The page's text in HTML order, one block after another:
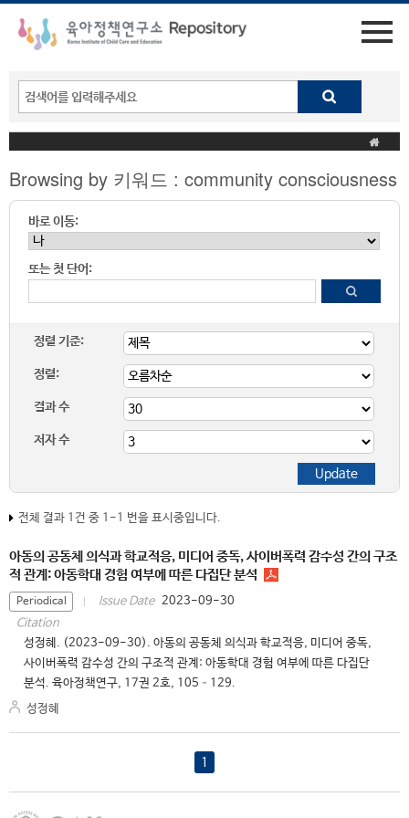
Browsing by 키워드 : community consciousness
바로 이동:
또는 첫 단어:
정렬 기준:
정렬:
결과 수
저자 수
전체 결과 1건 중 1-1 번을 표시중입니다.
아동의 공동체 의식과 학교적응, 미디어 중독, 사이버폭력 감수성 간의 구조
적 관계: 아동학대 경험 여부에 따른 다집단 분석
Periodical Issue Date 2023-09-30
Citation
성정혜. (2023-09-30). 아동의 공동체 의식과 학교적응, 미디어 중독,
사이버폭력 감수성 간의 구조적 관계: 아동학대 경험 여부에 따른 다집단
분석. 육아정책연구, 17권 2호, 105–129.
성정혜
1